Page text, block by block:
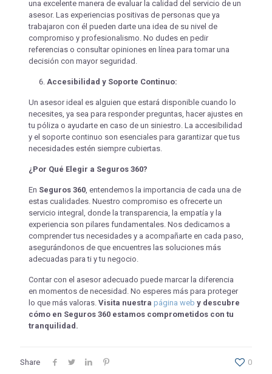
una excelente manera de evaluar la calidad del servicio de un
asesor. Las experiencias positivas de personas que ya
trabajaron con él pueden darte una idea de su nivel de
compromiso y profesionalismo. No dudes en pedir
referencias o consultar opiniones en línea para tomar una
decisión con mayor seguridad.
Accesibilidad y Soporte Continuo:
Un asesor ideal es alguien que estará disponible cuando lo
necesites, ya sea para responder preguntas, hacer ajustes en
tu póliza o ayudarte en caso de un siniestro. La accesibilidad
y el soporte continuo son esenciales para garantizar que tus
necesidades estén siempre cubiertas.
¿Por Qué Elegir a Seguros 360?
En Seguros 360, entendemos la importancia de cada una de
estas cualidades. Nuestro compromiso es ofrecerte un
servicio integral, donde la transparencia, la empatía y la
experiencia son pilares fundamentales. Nos dedicamos a
comprender tus necesidades y a acompañarte en cada paso,
asegurándonos de que encuentres las soluciones más
adecuadas para ti y tu negocio.
Contar con el asesor adecuado puede marcar la diferencia
en momentos de necesidad. No esperes más para proteger
lo que más valoras. Visita nuestra página web y descubre
cómo en Seguros 360 estamos comprometidos con tu
tranquilidad.
Share 0